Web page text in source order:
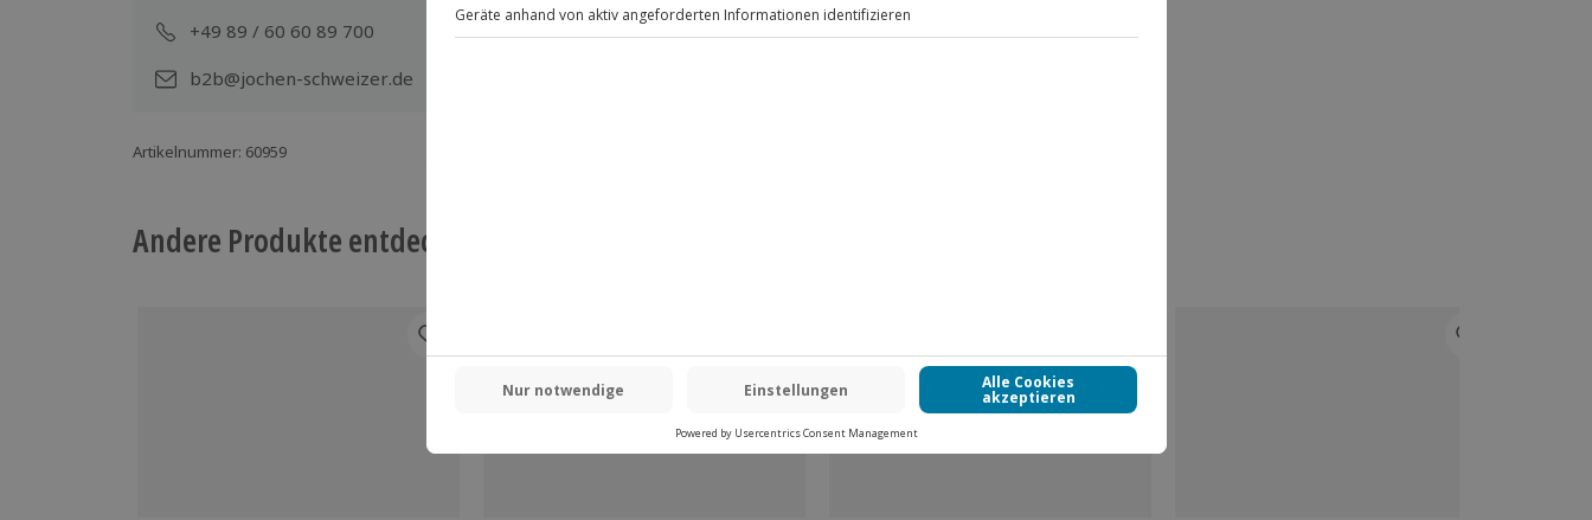
+49 89 / 60 60 89 700
Mo-Fr: 9-17 Uhr
b2b@jochen-schweizer.de
Artikelnummer: 60959
Andere Produkte entdecken